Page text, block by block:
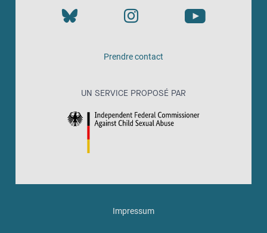
Prendre contact
UN SERVICE PROPOSÉ PAR
Impressum